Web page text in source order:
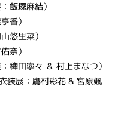
飯塚麻結）
香）
悠里菜）
奈）
稗田寧々 ＆ 村上まなつ）
装展：鷹村彩花 & 宮原颯